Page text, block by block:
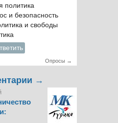
политика
и безопасность
и свободы
Опросы →
→